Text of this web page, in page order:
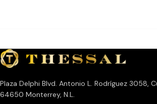
Plaza Delphi Blvd. Antonio L. Rodríguez 3058,
64650 Monterrey, N.L.